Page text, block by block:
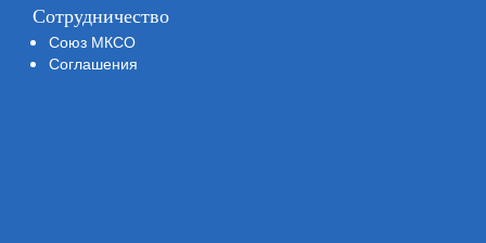
Сотрудничество
Союз МКСО
Соглашения